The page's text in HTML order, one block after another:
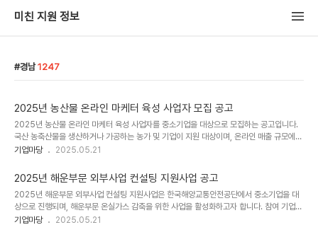
미친 지원 정보
경남 1247
2025년 농산물 온라인 마케터 육성 사업자 모집 공고
2025년 농산물 온라인 마케터 육성 사업자를 중소기업을 대상으로 모집하는 공고입니다.
국산 농축산물을 생산하거나 가공하는 농가 및 기업이 지원 대상이며, 온라인 매출 규모에
따라 시작, 성장, 도약 단계로 나누어 맞춤형 지원이 진행됩니다. 교육, 컨설팅, 콘텐츠, 기획
30일까지이며 사업수행기관은 한국농수산식품유통공사입니다. 소관부처는 농림축산식품
부입니다.[상세내용]□ 공고 제목2025년 농산물 온라인 마케터 육성 사업자 모집 공고 □
지원대상중소기업 □ 신청기간20250516 ~ 20250530 □ 사업개요한국농수산식품유
통공사에서 「2025년 농산물 온라인 마케터 육성 사업자」를 모집합니다.☞ 국산 농축산물
을 생..
기업마당 2025.05.21
2025년 해운부문 외부사업 컨설팅 지원사업 공고
2025년 해운부문 외부사업 컨설팅 지원사업은 한국해양교통안전공단에서 중소기업을 대
상으로 진행되며, 해운부문 온실가스 감축을 위한 사업을 활성화하고자 합니다. 참여 기업은
조직 경계 외부 또는 비할당 대상 업체로, 온실가스 감축사업에 참여를 희망하는 기업입니
기업마당 2025.05.21